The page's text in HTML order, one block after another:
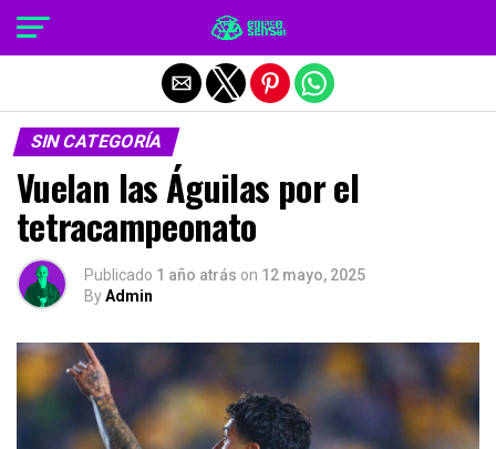
SIN CATEGORÍA
Vuelan las Águilas por el
tetracampeonato
Publicado 1 año atrás on 12 mayo, 2025
ByAdmin
Salir de la versión móvil